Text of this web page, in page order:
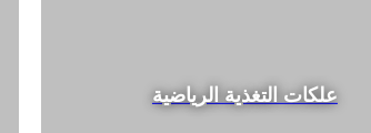
علكات التغذية الرياضية